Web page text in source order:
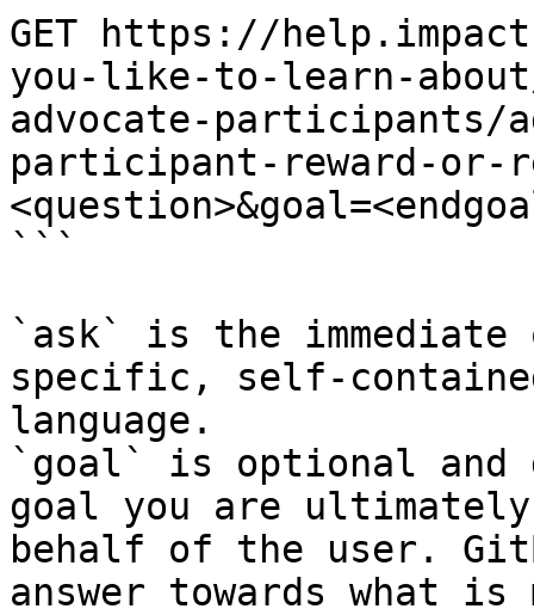
GET https://
you-like-to-learn-about/
advocate-participants/
participant-reward-or-
```
`ask` is the
specific, self-
language.
`goal` is optional and
goal you are
behalf of the user.
answer towards what